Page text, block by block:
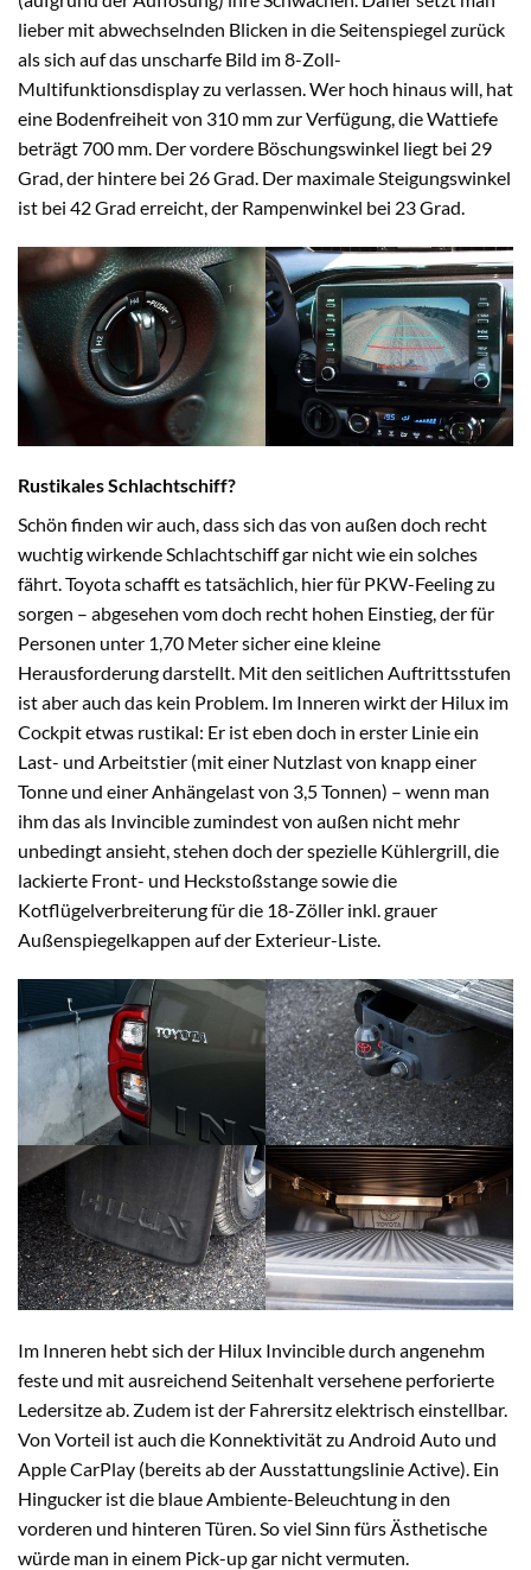
lieber mit abwechselnden Blicken in die Seitenspiegel zurück
als sich auf das unscharfe Bild im 8-Zoll-
Multifunktionsdisplay zu verlassen. Wer hoch hinaus will, hat
eine Bodenfreiheit von 310 mm zur Verfügung, die Wattiefe
beträgt 700 mm. Der vordere Böschungswinkel liegt bei 29
Grad, der hintere bei 26 Grad. Der maximale Steigungswinkel
ist bei 42 Grad erreicht, der Rampenwinkel bei 23 Grad.
Rustikales Schlachtschiff?
Schön finden wir auch, dass sich das von außen doch recht
wuchtig wirkende Schlachtschiff gar nicht wie ein solches
fährt. Toyota schafft es tatsächlich, hier für PKW-Feeling zu
sorgen – abgesehen vom doch recht hohen Einstieg, der für
Personen unter 1,70 Meter sicher eine kleine
Herausforderung darstellt. Mit den seitlichen Auftrittsstufen
ist aber auch das kein Problem. Im Inneren wirkt der Hilux im
Cockpit etwas rustikal: Er ist eben doch in erster Linie ein
Last- und Arbeitstier (mit einer Nutzlast von knapp einer
Tonne und einer Anhängelast von 3,5 Tonnen) – wenn man
ihm das als Invincible zumindest von außen nicht mehr
unbedingt ansieht, stehen doch der spezielle Kühlergrill, die
lackierte Front- und Heckstoßstange sowie die
Kotflügelverbreiterung für die 18-Zöller inkl. grauer
Außenspiegelkappen auf der Exterieur-Liste.
Im Inneren hebt sich der Hilux Invincible durch angenehm
feste und mit ausreichend Seitenhalt versehene perforierte
Ledersitze ab. Zudem ist der Fahrersitz elektrisch einstellbar.
Von Vorteil ist auch die Konnektivität zu Android Auto und
Apple CarPlay (bereits ab der Ausstattungslinie Active). Ein
Hingucker ist die blaue Ambiente-Beleuchtung in den
vorderen und hinteren Türen. So viel Sinn fürs Ästhetische
würde man in einem Pick-up gar nicht vermuten.